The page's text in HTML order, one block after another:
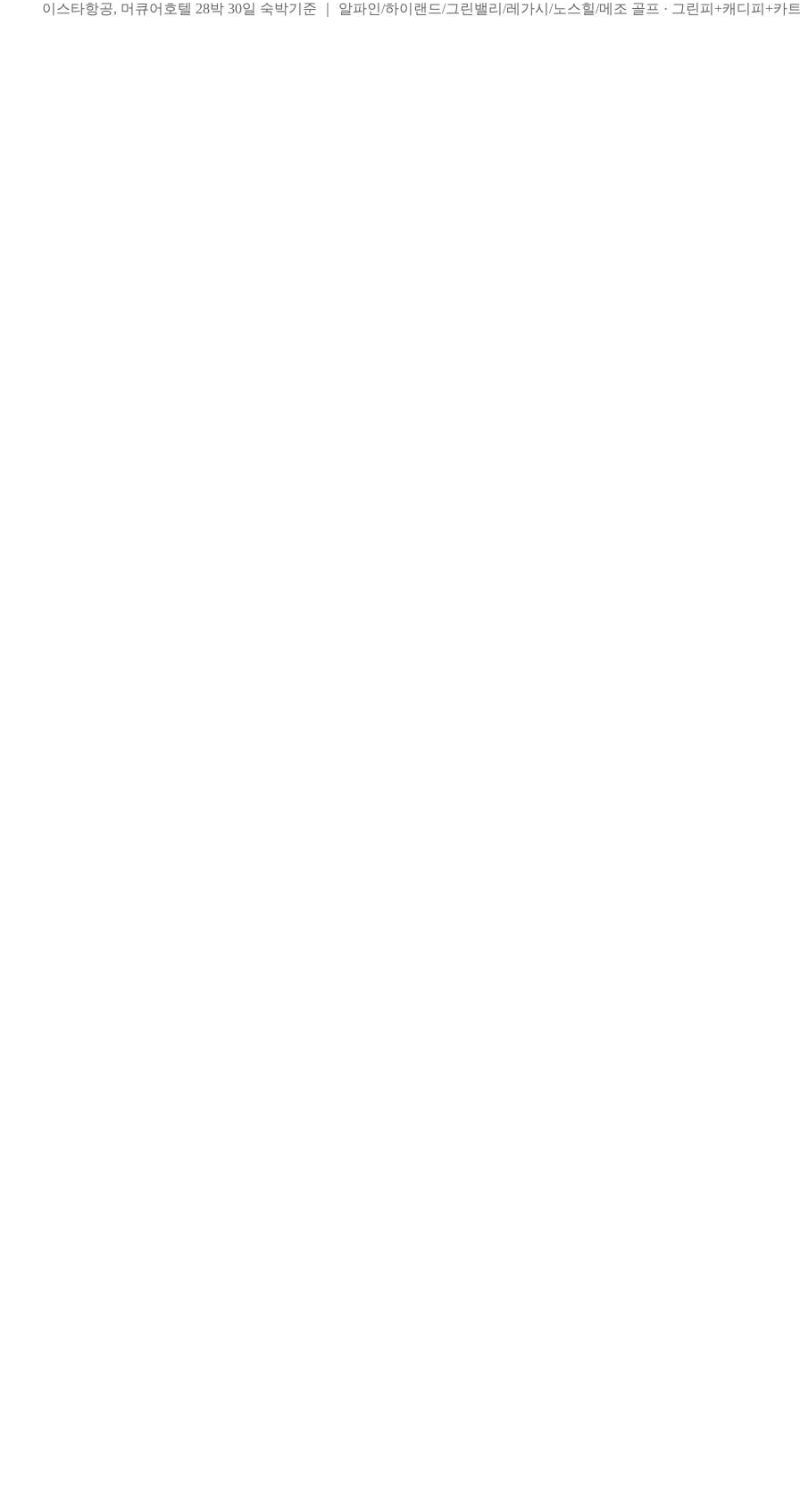
이스타항공, 머큐어호텔 28박 30일 숙박기준 ｜ 알파인/하이랜드/그린밸리/레가시/노스힐/메조 골프 · 그린피+캐디피+카